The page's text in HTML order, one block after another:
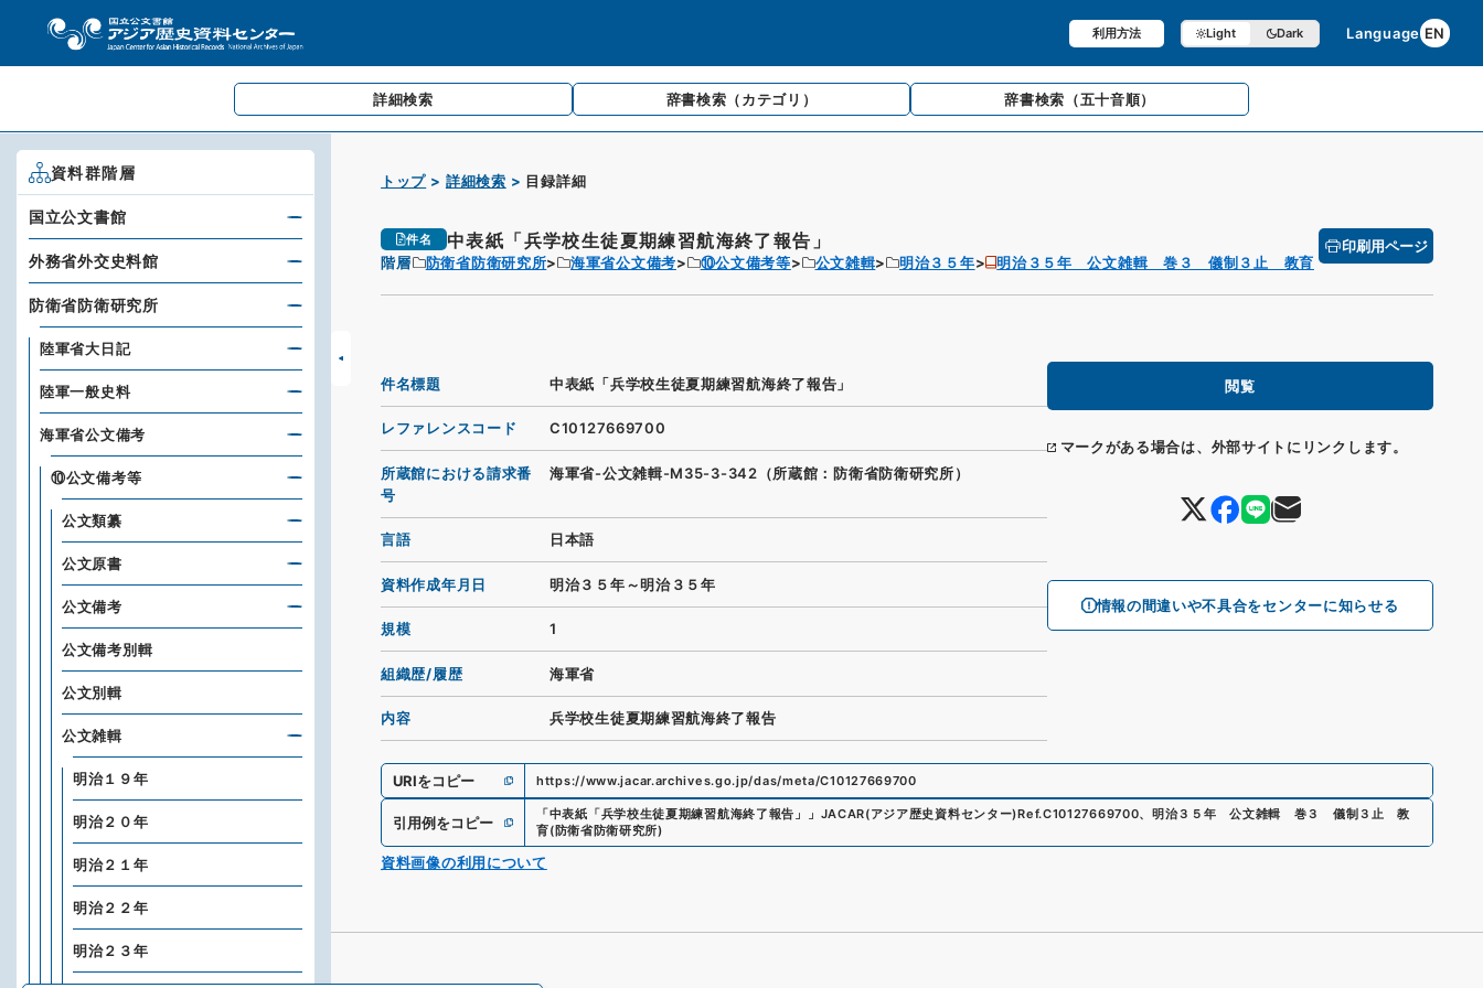
利用方法 Light Dark Language EN
詳細検索 辞書検索 （カテゴリ） 辞書検索 （五十音順）
トップ 詳細検索 目録詳細
件名 中表紙「兵学校生徒夏期練習航海終了報告」
階層 防衛省防衛研究所 海軍省公文備考 ⑩公文備考等 公文雑輯 明治３５年 明治３５年 公文雑輯 巻３ 儀制３止 教育
印刷用ページ
閲覧
マークがある場合は、外部サイトにリンクします。
情報の間違いや不具合をセンターに知らせる
件名標題 中表紙「兵学校生徒夏期練習航海終了報告」
レファレンスコード C10127669700
所蔵館における請求番
号
海軍省-公文雑輯-M35-3-342（所蔵館：防衛省防衛研究所）
言語 日本語
資料作成年月日 明治３５年～明治３５年
規模 1
組織歴/履歴 海軍省
内容 兵学校生徒夏期練習航海終了報告
URIをコピー https://www.jacar.archives.go.jp/das/meta/C10127669700
引用例をコピー 「中表紙「兵学校生徒夏期練習航海終了報告」 」 JACAR(アジア歴史資料センター)Ref.C10127669700、明治３５年 公文雑輯 巻３ 儀制３止 教
育( 防衛省防衛研究所)
資料画像の利用について
資料群階層
国立公文書館
外務省外交史料館
防衛省防衛研究所
陸軍省大日記
陸軍一般史料
海軍省公文備考
⑩公文備考等
公文類纂
公文原書
公文備考
公文備考別輯
公文別輯
公文雑輯
明治１９年
明治２０年
明治２１年
明治２２年
明治２３年